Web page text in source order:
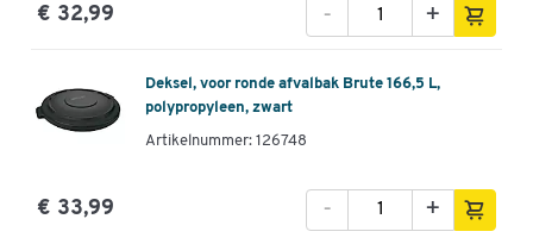
€ 32,99 +
-
Deksel, voor ronde afvalbak Brute 166,5 L,
polypropyleen, zwart
Artikelnummer: 126748
€ 33,99 +
-